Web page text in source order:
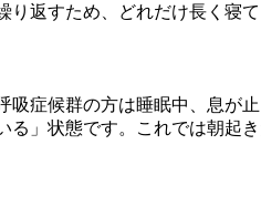
返すため、どれだけ長く寝
症候群の方は睡眠中、息が
」状態です。これでは朝起